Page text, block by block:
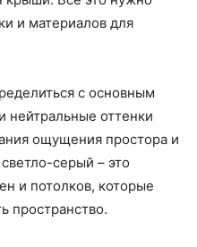
и материалов для
с основным
нейтральные оттенки
ощущения простора и
серый – это
и потолков, которые
пространство.